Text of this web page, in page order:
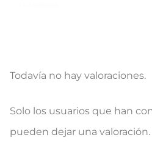
V
a
Todavía no hay valoraciones.
Solo los usuarios que han
pueden dejar una valoración.